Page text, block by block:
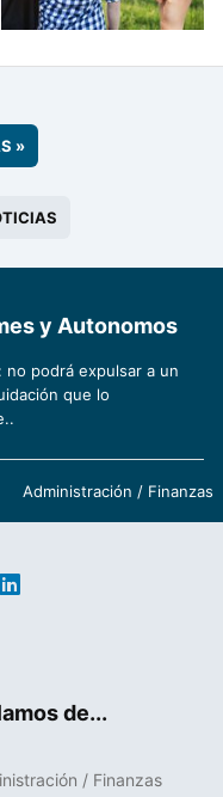
»
y Autonomos
no podrá expulsar a un
que lo
Administración / Finanzas
de...
/ Finanzas